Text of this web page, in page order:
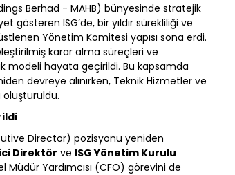
Berhad - MAHB) bünyesinde stratejik
gösteren ISG’de, bir yıldır sürekliliği ve
Yönetim Komitesi yapısı sona erdi.
karar alma süreçleri ve
modeli hayata geçirildi. Bu kapsamda
devreye alınırken, Teknik Hizmetler ve
oluşturuldu.
Director) pozisyonu yeniden
Direktör ve ISG Yönetim Kurulu
Müdür Yardımcısı (CFO) görevini de